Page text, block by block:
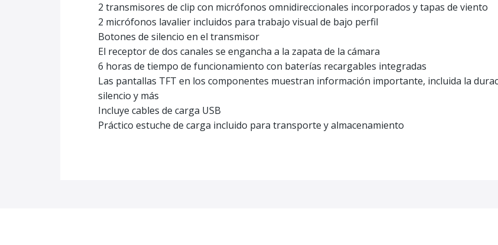
2 transmisores de clip con micrófonos omnidireccionales incorporados y tapas de viento
2 micrófonos lavalier incluidos para trabajo visual de bajo perfil
Botones de silencio en el transmisor
El receptor de dos canales se engancha a la zapata de la cámara
6 horas de tiempo de funcionamiento con baterías recargables integradas
Las pantallas TFT en los componentes muestran información importante, incluida la
silencio y más
Incluye cables de carga USB
Práctico estuche de carga incluido para transporte y almacenamiento